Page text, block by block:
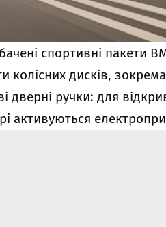
спортивні пакети
колісних дисків,
дверні ручки: для
активуються